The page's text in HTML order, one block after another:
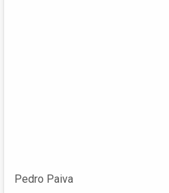
Pedro Paiva